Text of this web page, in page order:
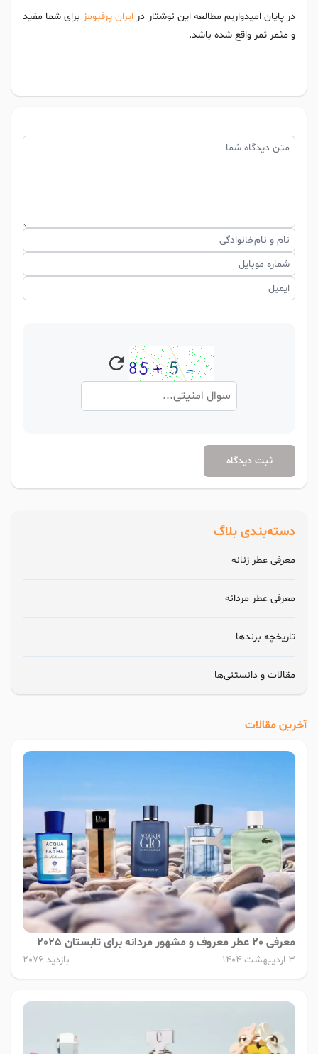
دسته‌بندی بلاگ
معرفی عطر زنانه
معرفی عطر مردانه
تاریخچه برندها
مقالات و دانستنی‌ها
آخرین مقالات
معرفی 20 عطر معروف و مشهور مردانه برای تابستان 2025
3 اردیبهشت 1404 بازدید 2076
در پایان امیدواریم مطالعه این نوشتار در ایران پرفیومز برای شما مفید
و مثمر ثمر واقع شده باشد.
متن دیدگاه شما
نام و نام‌خانوادگی
شماره موبایل
ایمیل
ثبت دیدگاه